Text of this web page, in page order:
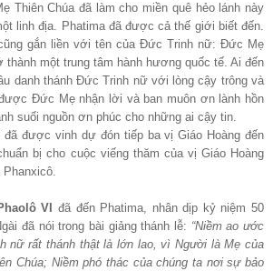
Thiên Chúa đã làm cho miền quê hẻo lánh này
linh địa. Phatima đã được cả thế giới biết đến.
gắn liền với tên của Đức Trinh nữ: Đức Mẹ
thành một trung tâm hành hương quốc tế. Ai đến
danh thánh Đức Trinh nữ với lòng cậy trông và
Đức Mẹ nhận lời và ban muôn ơn lành hồn
suối nguồn ơn phúc cho những ai cậy tin.
đã được vinh dự đón tiếp ba vị Giáo Hoàng đến
bị cho cuộc viếng thăm của vị Giáo Hoàng
VI
đã đến Phatima, nhân dịp kỷ niệm 50
đã nói trong bài giảng thánh lễ: “Niềm ao ước
nữ rất thánh thật là lớn lao, vì Người là Mẹ của
Chúa; Niềm phó thác của chúng ta nơi sự bảo